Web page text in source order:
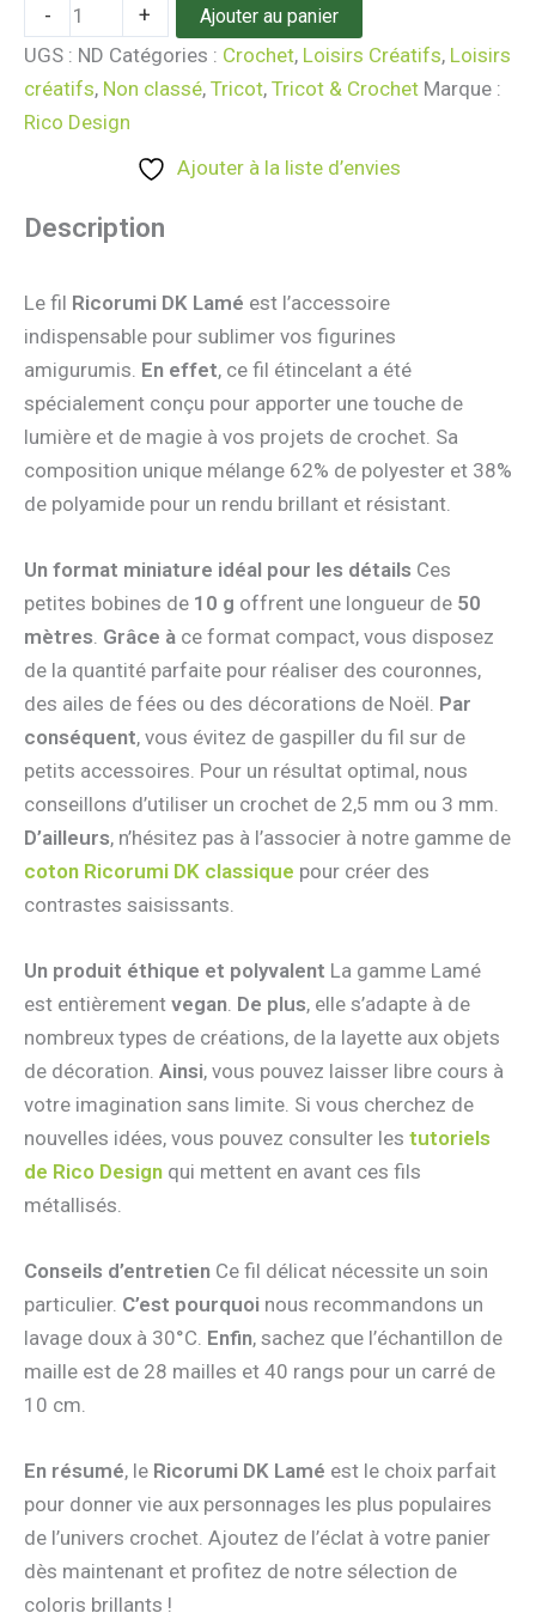
- + Ajouter au panier
UGS : ND Catégories : Crochet, Loisirs Créatifs, Loisirs
créatifs, Non classé, Tricot, Tricot & Crochet Marque :
Rico Design
Ajouter à la liste d’envies
Description
Le fil Ricorumi DK Lamé est l’accessoire
indispensable pour sublimer vos figurines
amigurumis. En effet, ce fil étincelant a été
spécialement conçu pour apporter une touche de
lumière et de magie à vos projets de crochet. Sa
composition unique mélange 62% de polyester et 38%
de polyamide pour un rendu brillant et résistant.
Un format miniature idéal pour les détails Ces
petites bobines de 10 g offrent une longueur de 50
mètres Grâce à ce format compact, vous disposez
de la quantité parfaite pour réaliser des couronnes,
des ailes de fées ou des décorations de Noël. Par
conséquent, vous évitez de gaspiller du fil sur de
petits accessoires. Pour un résultat optimal, nous
conseillons d’utiliser un crochet de 2,5 mm ou 3 mm.
D’ailleurs, n’hésitez pas à l’associer à notre gamme de
coton Ricorumi DK classique pour créer des
contrastes saisissants.
Un produit éthique et polyvalent La gamme Lamé
est entièrement vegan. De plus, elle s’adapte à de
nombreux types de créations, de la layette aux objets
de décoration. Ainsi, vous pouvez laisser libre cours à
votre imagination sans limite. Si vous cherchez de
nouvelles idées, vous pouvez consulter les tutoriels
de Rico Design qui mettent en avant ces fils
métallisés.
Conseils d’entretien Ce fil délicat nécessite un soin
particulier. C’est pourquoi nous recommandons un
lavage doux à 30°C. Enfin, sachez que l’échantillon de
maille est de 28 mailles et 40 rangs pour un carré de
10 cm.
En résumé, le Ricorumi DK Lamé est le choix parfait
pour donner vie aux personnages les plus populaires
de l’univers crochet. Ajoutez de l’éclat à votre panier
dès maintenant et profitez de notre sélection de
coloris brillants !